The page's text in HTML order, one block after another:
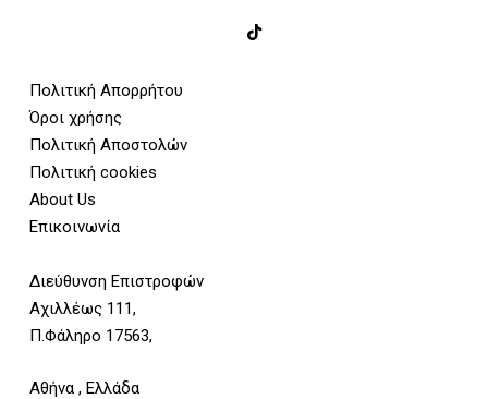
Πολιτική Απορρήτου
Όροι χρήσης
Πολιτική Αποστολών
Πολιτική cookies
About Us
Επικοινωνία
Διεύθυνση Επιστροφών
Αχιλλέως 111,
Π.Φάληρο 17563,
Αθήνα , Ελλάδα